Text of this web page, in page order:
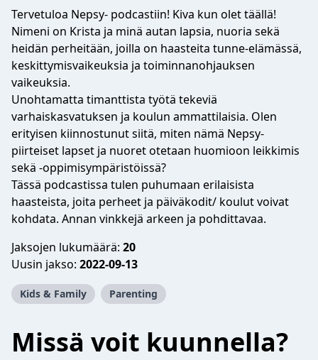
Tervetuloa Nepsy- podcastiin! Kiva kun olet täällä!
Nimeni on Krista ja minä autan lapsia, nuoria sekä
heidän perheitään, joilla on haasteita tunne-elämässä,
keskittymisvaikeuksia ja toiminnanohjauksen
vaikeuksia.
Unohtamatta timanttista työtä tekeviä
varhaiskasvatuksen ja koulun ammattilaisia. Olen
erityisen kiinnostunut siitä, miten nämä Nepsy-
piirteiset lapset ja nuoret otetaan huomioon leikkimis
sekä -oppimisympäristöissä?
Tässä podcastissa tulen puhumaan erilaisista
haasteista, joita perheet ja päiväkodit/ koulut voivat
kohdata. Annan vinkkejä arkeen ja pohdittavaa.
Jaksojen lukumäärä: 20
Uusin jakso: 2022-09-13
Kids & Family Parenting
Missä voit kuunnella?